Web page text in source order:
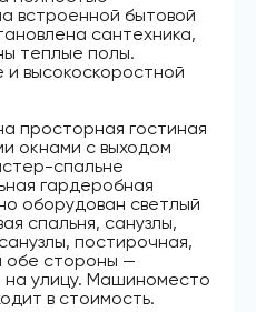
встроенной бытовой
сантехника,
теплые полы.
высокоскоростной
просторная гостиная
окнами с выходом
спальне
гардеробная
оборудован светлый
спальня, санузлы,
постирочная,
обе стороны —
на улицу. Машиноместо
в стоимость.